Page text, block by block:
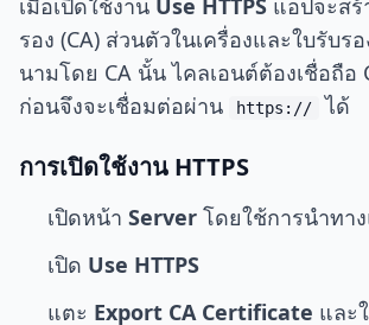
เมื่อเปิดใช้งาน Use HTTPS แอปจะสร้
รอง (CA) ส่วนตัวในเครื่องและใบรับร
นามโดย CA นั้น ไคลเอนต์ต้องเชื่อถือ
ก่อนจึงจะเชื่อมต่อผ่าน
https:// ได้
การเปิดใช้งาน HTTPS
เปิดหน้า Server โดยใช้การนำทา
เปิด Use HTTPS
แตะ Export CA Certificate และ